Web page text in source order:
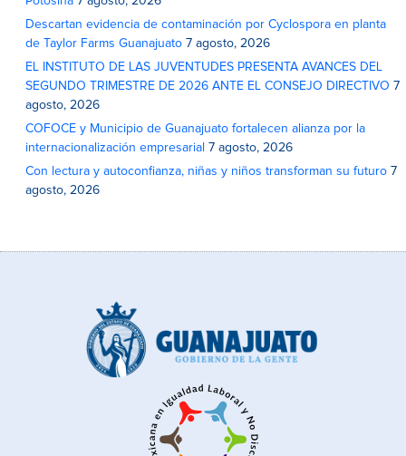
Descartan evidencia de contaminación por Cyclospora en planta
de Taylor Farms Guanajuato 7 agosto, 2026
EL INSTITUTO DE LAS JUVENTUDES PRESENTA AVANCES DEL
SEGUNDO TRIMESTRE DE 2026 ANTE EL CONSEJO DIRECTIVO 7
agosto, 2026
COFOCE y Municipio de Guanajuato fortalecen alianza por la
internacionalización empresarial 7 agosto, 2026
Con lectura y autoconfianza, niñas y niños transforman su futuro 7
agosto, 2026